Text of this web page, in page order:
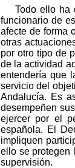
Todo ello ha
funcionario de
afecte de forma
otras
por otro tipo de
de la actividad
entendería que
servicio del
Andalucía. Es
desempeñen
ejercer por el
española. El
impliquen
ello se protegen
supervisión.